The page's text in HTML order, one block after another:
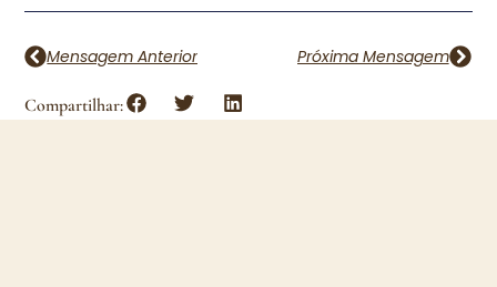
Mensagem Anterior Próxima Mensagem
Compartilhar: